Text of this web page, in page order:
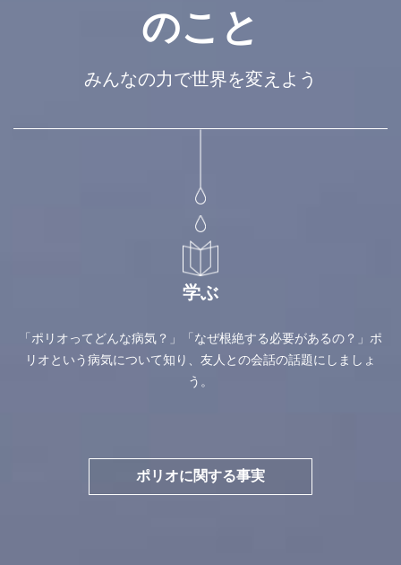
のこと
みんなの力で世界を変えよう
学ぶ
「ポリオってどんな病気？」「なぜ根絶する必要があるの？」ポ
リオという病気について知り、友人との会話の話題にしましょ
う。
ポリオに関する事実